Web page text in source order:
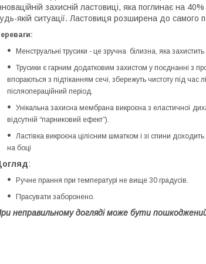
захисній ластовиці, яка поглинає на
якій ситуації. Ластовиця розширена до
Менструальні трусики - це зручна білизна, яка захистить
Трусики є гарним додатковим захистом у поєднанні
впораються з підтіканням сечі, збережуть чистоту під
післяопераційний період.
Унікальна захисна мембрана викроєна з еластичної
відсутній “парниковий ефект”).
Ластівка викроєна цілісним шматком і зі спини
на боці
:
Ручне прання при температурі не вище 30 градусів.
Прасувати заборонено.
неправильному догляді може бути